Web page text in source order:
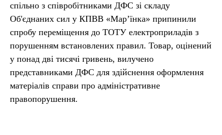
спільно з співробітниками ДФС зі складу
Об'єднаних сил у КПВВ «Мар’їнка» припинили
спробу переміщення до ТОТУ електроприладів з
порушенням встановлених правил. Товар, оцінений
у понад дві тисячі гривень, вилучено
представниками ДФС для здійснення оформлення
матеріалів справи про адміністративне
правопорушення.